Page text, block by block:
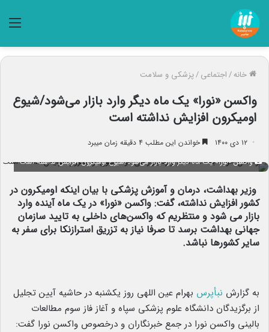
خانه/اجتماعی/پزشکی و سلامت
واکسن «نورا» یک ماه دیگر وارد بازار می‌شود/شیوع
اومیکرون افزایش نداشته است
۱۲ دی ۱۴۰۰ خواندن این مطلب ۴ دقیقه زمان میبرد
واکسن «نورا» یک ماه دیگر وارد بازار می‌شود/شیوع اومیکرون افزایش نداشته است
وزیر بهداشت، درمان و آموزش پزشکی با بیان اینکه اومیکرون در
کشور افزایش نداشته، گفت: واکسن «نورا» در یک ماه آینده وارد
بازار می شود و منتظریم که واکسن‌های داخلی به تایید سازمان
جهانی بهداشت برسد تا صرفا نیاز به تزریق استرازنکا برای سفر به
سایر کشورها نباشد.
به گزارش نبأپرس بهرام عین اللهی روز یکشنبه در حاشیه آیین تجلیل
از برگزیدگان دانشگاه علوم پزشکی سپاه و آغاز فاز سوم مطالعات
بالینی واکسن نورا در جمع خبرنگاران و درخصوص واکسن نورا گفت: